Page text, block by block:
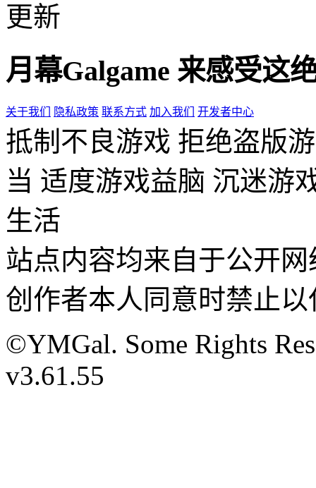
更新
月幕Galgame 来感受这
关于我们 隐私政策 联系方式 加入我们 开发者中心
抵制不良游戏 拒绝盗版
当 适度游戏益脑 沉迷游
生活
站点内容均来自于公开
创作者本人同意时禁止
©YMGal. Some Rights
v3.61.55